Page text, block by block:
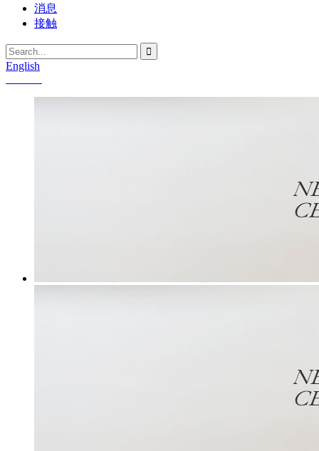
消息
接触
English